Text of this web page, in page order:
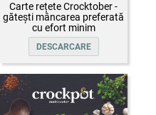
Carte rețete Crocktober -
gătești mâncarea preferată
cu efort minim
DESCARCARE